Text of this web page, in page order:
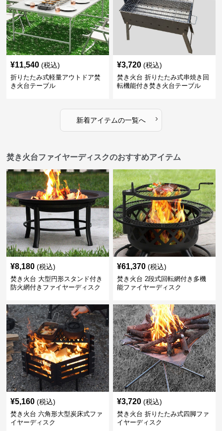
¥11,540 (税込)
折りたたみ式軽量アウトドア焚
き火台テーブル
¥3,720 (税込)
焚き火台 折りたたみ式串焼き回
転機能付き焚き火台テーブル
新着アイテムの一覧へ ›
焚き火台ファイヤーディスクのおすすめアイテム
¥8,180 (税込)
焚き火台 大型円形スタンド付き
防火網付きファイヤーディスク
¥61,370 (税込)
焚き火台 2段式回転網付き多機
能ファイヤーディスク
¥5,160 (税込)
焚き火台 六角形大型炭床式ファ
イヤーディスク
¥3,720 (税込)
焚き火台 折りたたみ式四脚ファ
イヤーディスク